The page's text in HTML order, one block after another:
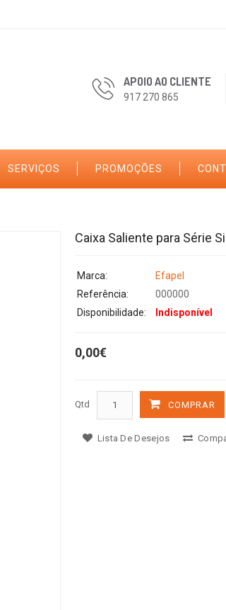
APOIO AO CLIENTE
917 270 865
SERVIÇOS PROMOÇÕES
Caixa Saliente para Série
Marca:
Efapel
Referência:
000000
Disponibilidade:
Indisponível
0,00€
Qtd COMPRAR
Lista De Desejos